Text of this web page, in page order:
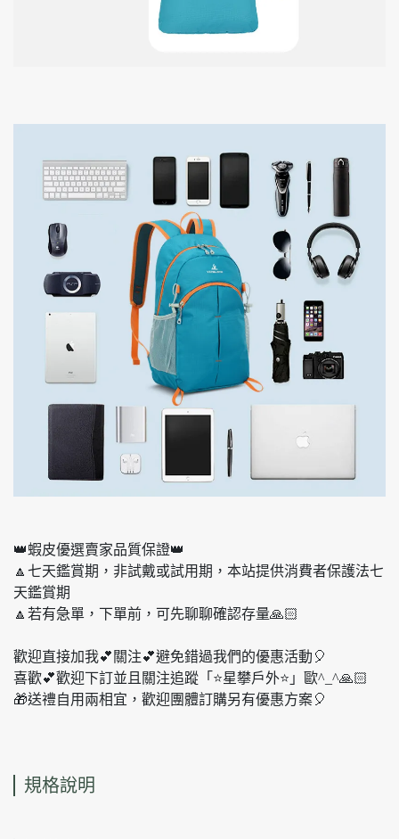
👑蝦皮優選賣家品質保證👑
🔼七天鑑賞期，非試戴或試用期，本站提供消費者保護法七
天鑑賞期
🔼若有急單，下單前，可先聊聊確認存量🙏🏻
歡迎直接加我💕關注💕避免錯過我們的優惠活動🎈
喜歡💕歡迎下訂並且關注追蹤「⭐️星攀戶外⭐️」歐^_^🙏🏻
🎁送禮自用兩相宜，歡迎團體訂購另有優惠方案🎈
規格說明